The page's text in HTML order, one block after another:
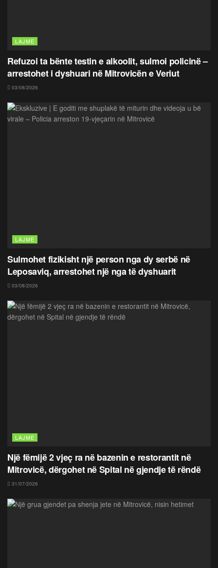
LAJME
Refuzoi ta bënte testin e alkoolit, sulmoi policinë –
arrestohet i dyshuari në Mitrovicën e Veriut
03/08/2026
LAJME
Sulmohet fizikisht një person nga dy serbë në
Leposaviq, arrestohet një nga të dyshuarit
03/08/2026
LAJME
Një fëmijë 2 vjeç ra në bazenin e restorantit në
Mitrovicë, dërgohet në Spital në gjendje të rëndë
31/07/2026